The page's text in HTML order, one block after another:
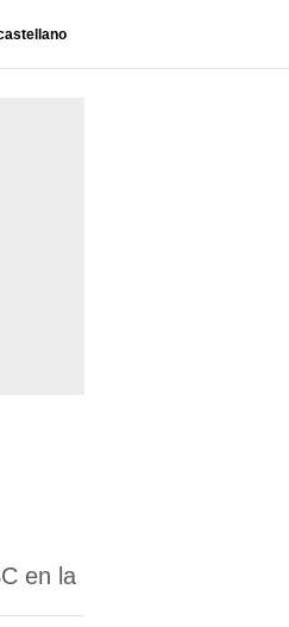
en la